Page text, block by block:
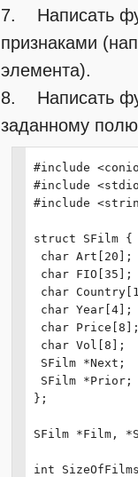
7. Написать
признаками
элемента).
8. Написать
заданному
#include
#include
#include
struct SFilm {
char Art[20];
char FIO[35];
char
char Year[4];
char
char Vol[8];
SFilm *Next;
SFilm *Prior;
};
SFilm *Film,
int